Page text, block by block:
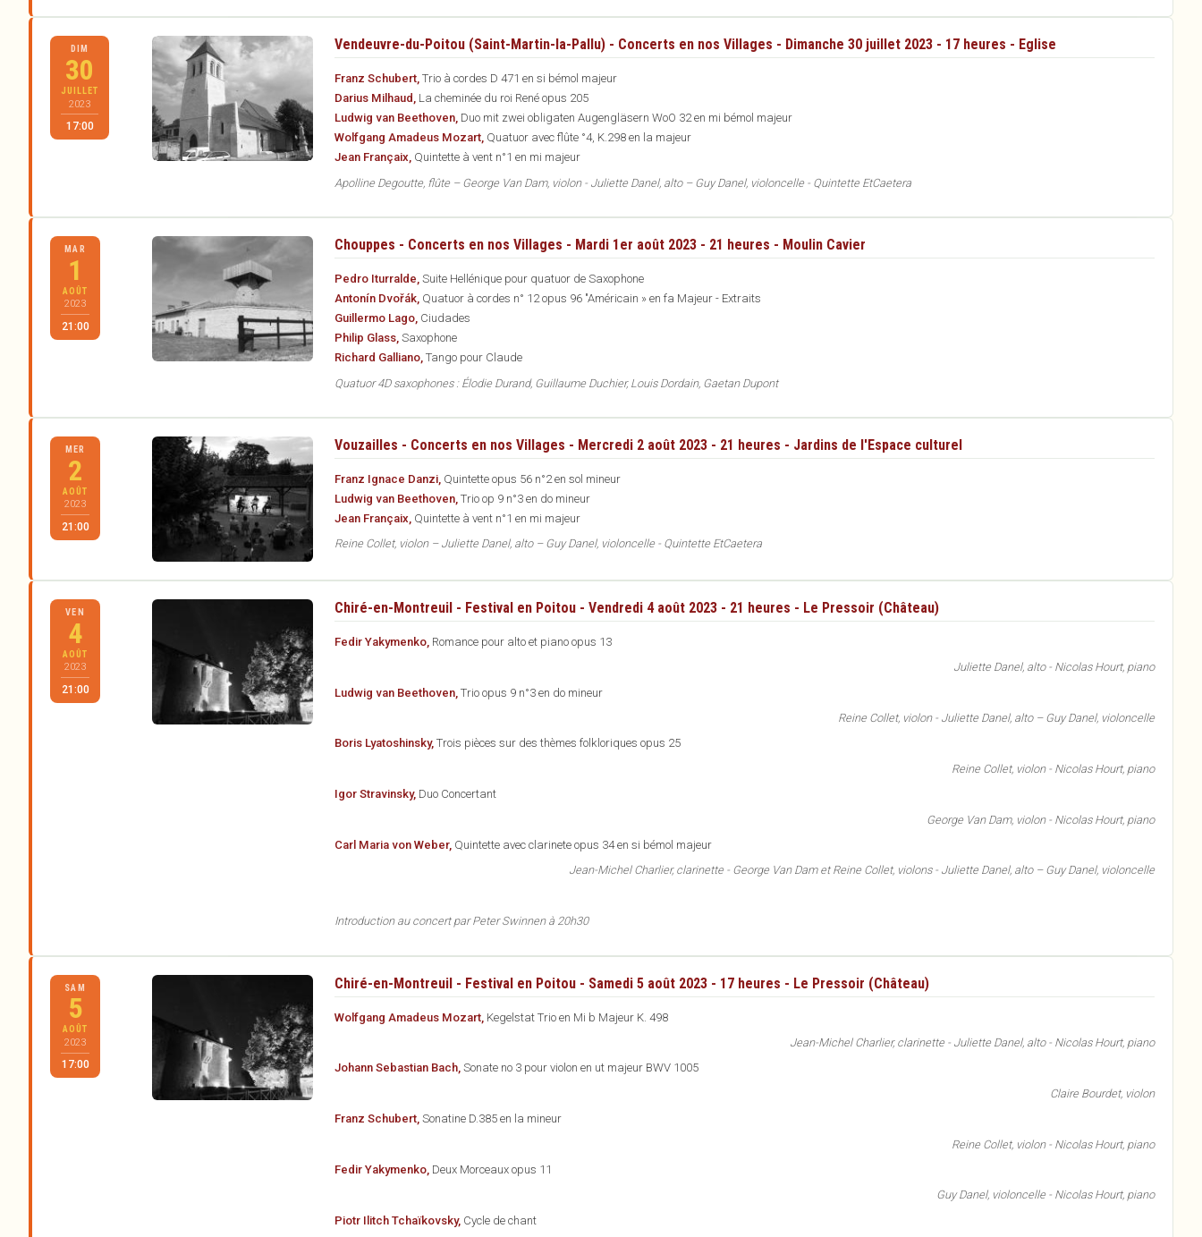
DIM
30
JUILLET
2023
17:00
Vendeuvre-du-Poitou (Saint-Martin-la-Pallu) - Concerts en nos Villages - Dimanche 30 juillet 2023 - 17 heures - Eglise
Franz Schubert, Trio à cordes D 471 en si bémol majeur
Darius Milhaud, La cheminée du roi René opus 205
Ludwig van Beethoven, Duo mit zwei obligaten Augengläsern WoO 32 en mi bémol majeur
Wolfgang Amadeus Mozart, Quatuor avec flûte °4, K.298 en la majeur
Jean Françaix, Quintette à vent n°1 en mi majeur
Apolline Degoutte, flûte – George Van Dam, violon - Juliette Danel, alto – Guy Danel, violoncelle - Quintette EtCaetera
MAR
1
AOÛT
2023
21:00
Chouppes - Concerts en nos Villages - Mardi 1er août 2023 - 21 heures - Moulin Cavier
Pedro Iturralde, Suite Hellénique pour quatuor de Saxophone
Antonín Dvořák, Quatuor à cordes n° 12 opus 96 "Américain » en fa Majeur - Extraits
Guillermo Lago, Ciudades
Philip Glass, Saxophone
Richard Galliano, Tango pour Claude
Quatuor 4D saxophones : Élodie Durand, Guillaume Duchier, Louis Dordain, Gaetan Dupont
MER
2
AOÛT
2023
21:00
Vouzailles - Concerts en nos Villages - Mercredi 2 août 2023 - 21 heures - Jardins de l'Espace culturel
Franz Ignace Danzi, Quintette opus 56 n°2 en sol mineur
Ludwig van Beethoven, Trio op 9 n°3 en do mineur
Jean Françaix, Quintette à vent n°1 en mi majeur
Reine Collet, violon – Juliette Danel, alto – Guy Danel, violoncelle - Quintette EtCaetera
VEN
4
AOÛT
2023
21:00
Chiré-en-Montreuil - Festival en Poitou - Vendredi 4 août 2023 - 21 heures - Le Pressoir (Château)
Fedir Yakymenko, Romance pour alto et piano opus 13
Juliette Danel, alto - Nicolas Hourt, piano
Ludwig van Beethoven, Trio opus 9 n°3 en do mineur
Reine Collet, violon - Juliette Danel, alto – Guy Danel, violoncelle
Boris Lyatoshinsky, Trois pièces sur des thèmes folkloriques opus 25
Reine Collet, violon - Nicolas Hourt, piano
Igor Stravinsky, Duo Concertant
George Van Dam, violon - Nicolas Hourt, piano
Carl Maria von Weber, Quintette avec clarinete opus 34 en si bémol majeur
Jean-Michel Charlier, clarinette - George Van Dam et Reine Collet, violons - Juliette Danel, alto – Guy Danel, violoncelle
Introduction au concert par Peter Swinnen à 20h30
SAM
5
AOÛT
2023
17:00
Chiré-en-Montreuil - Festival en Poitou - Samedi 5 août 2023 - 17 heures - Le Pressoir (Château)
Wolfgang Amadeus Mozart, Kegelstat Trio en Mi b Majeur K. 498
Jean-Michel Charlier, clarinette - Juliette Danel, alto - Nicolas Hourt, piano
Johann Sebastian Bach, Sonate no 3 pour violon en ut majeur BWV 1005
Claire Bourdet, violon
Franz Schubert, Sonatine D.385 en la mineur
Reine Collet, violon - Nicolas Hourt, piano
Fedir Yakymenko, Deux Morceaux opus 11
Guy Danel, violoncelle - Nicolas Hourt, piano
Piotr Ilitch Tchaïkovsky, Cycle de chant